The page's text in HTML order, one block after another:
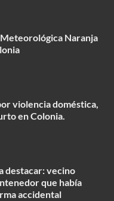
Naranja
violencia doméstica,
en Colonia.
destacar: vecino
que había
accidental